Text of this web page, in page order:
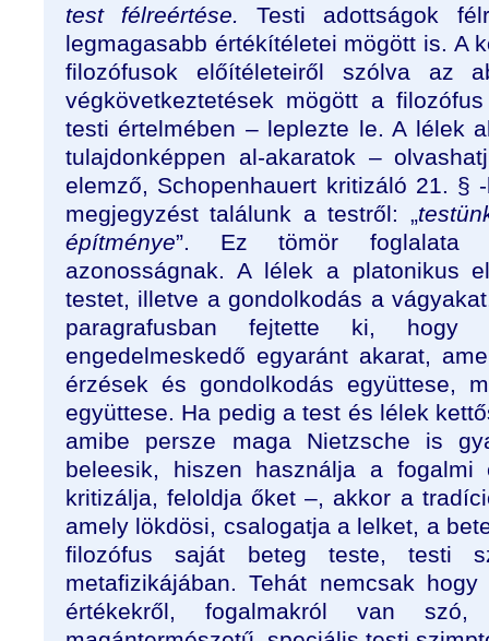
test félreértése. Testi adottságok
legmagasabb értékítéletei mögött is. A
filozófusok előítéleteiről szólva az
végkövetkeztetések mögött a
testi értelmében – leplezte le. A lélek
tulajdonképpen al-akaratok –
elemző, Schopenhauert kritizáló 21. §
megjegyzést találunk a testről: „
építménye”. Ez tömör foglalata
azonosságnak. A lélek a platonikus
testet, illetve a gondolkodás a
paragrafusban fejtette ki,
engedelmeskedő egyaránt akarat,
érzések és gondolkodás együttese,
együttese. Ha pedig a test és lélek
amibe persze maga Nietzsche is
beleesik, hiszen használja a fogalmi
kritizálja, feloldja őket –, akkor a
amely lökdösi, csalogatja a lelket, a
filozófus saját beteg teste, testi
metafizikájában. Tehát nemcsak
értékekről, fogalmakról van